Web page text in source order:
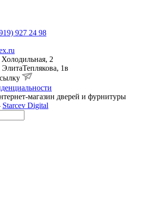
927 24 98
2
1в
магазин дверей и фурнитуры
Starcev Digital